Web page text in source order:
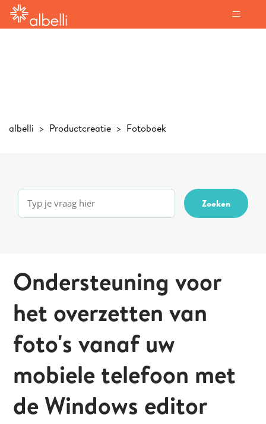
albelli Productcreatie Fotoboek
Ondersteuning voor
het overzetten van
foto's vanaf uw
mobiele telefoon met
de Windows editor